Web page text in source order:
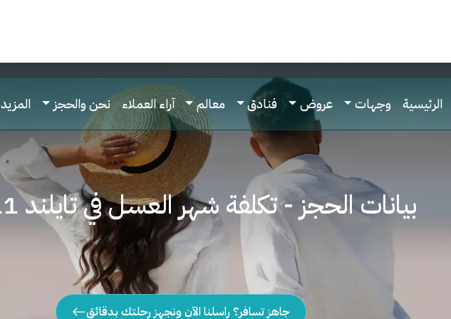
الرئيسية وجهات عروض فنادق معالم آراء العملاء نحن والحجز المزيد
بيانات الحجز - تكلفة شهر العسل في تايلند 11 يوم
جاهز تسافر؟ راسلنا الآن ونجهز رحلتك بدقائق